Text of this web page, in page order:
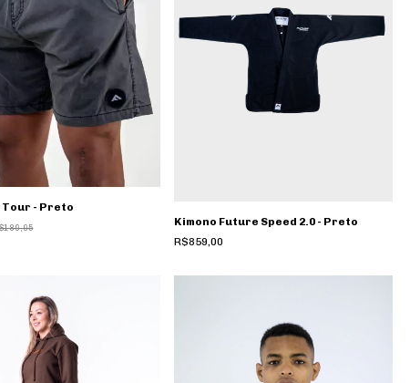
Tour - Preto
Kimono Future Speed 2.0 - Preto
R$859,00